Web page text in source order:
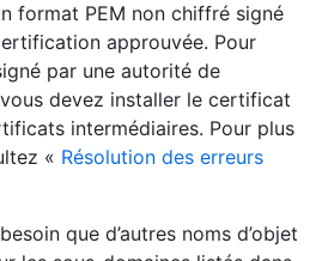
format PEM non chiffré signé
approuvée. Pour
par une autorité de
devez installer le certificat
intermédiaires. Pour plus
« Résolution des erreurs
que d’autres noms d’objet